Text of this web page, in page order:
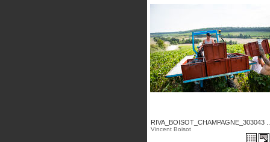
RIVA_BOISOT_CHAMPAGNE_303043
Vincent Boisot